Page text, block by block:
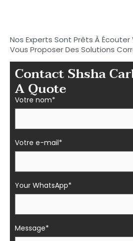
Nos Experts Sont Prêts À Écouter
Vous Proposer Des Solutions
Contact Shsha
A Quote
Votre nom*
Votre e-mail*
Your WhatsApp*
Message*